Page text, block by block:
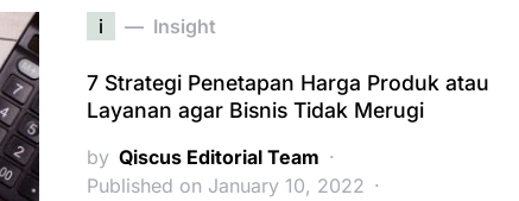
i Insight
7 Strategi Penetapan Harga Produk atau
Layanan agar Bisnis Tidak Merugi
by Qiscus Editorial Team
Published on January 10, 2022